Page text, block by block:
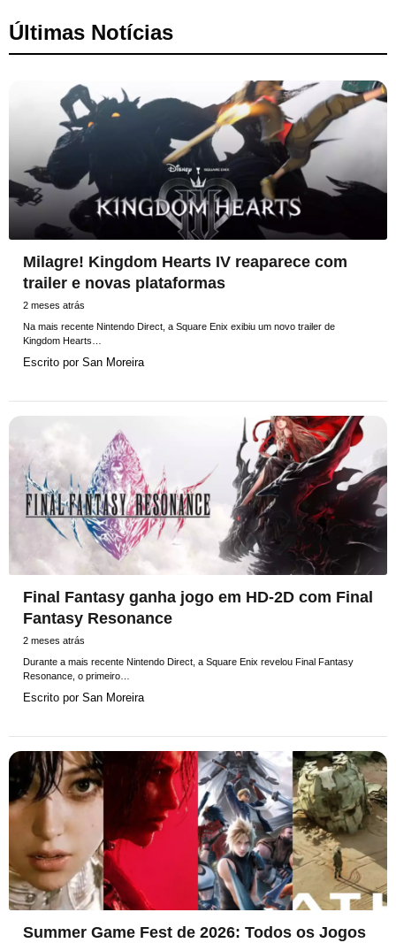
Últimas Notícias
Milagre! Kingdom Hearts IV reaparece com
trailer e novas plataformas
2 meses atrás
Na mais recente Nintendo Direct, a Square Enix exibiu um novo trailer de
Kingdom Hearts…
Escrito por San Moreira
Final Fantasy ganha jogo em HD-2D com Final
Fantasy Resonance
2 meses atrás
Durante a mais recente Nintendo Direct, a Square Enix revelou Final Fantasy
Resonance, o primeiro…
Escrito por San Moreira
Summer Game Fest de 2026: Todos os Jogos